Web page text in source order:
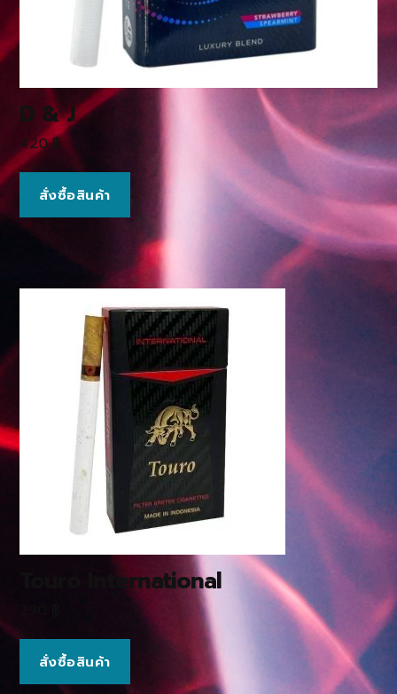
D & J
420฿
สั่งซื้อสินค้า
Touro International
สั่งซื้อสินค้า